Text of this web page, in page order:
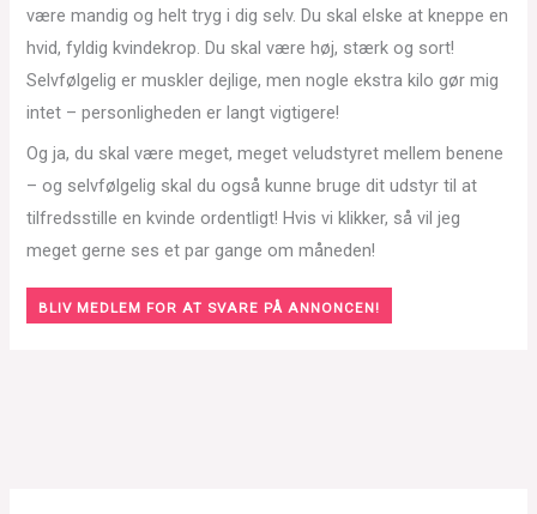
være mandig og helt tryg i dig selv. Du skal elske at kneppe en
hvid, fyldig kvindekrop. Du skal være høj, stærk og sort!
Selvfølgelig er muskler dejlige, men nogle ekstra kilo gør mig
intet – personligheden er langt vigtigere!
Og ja, du skal være meget, meget veludstyret mellem benene
– og selvfølgelig skal du også kunne bruge dit udstyr til at
tilfredsstille en kvinde ordentligt! Hvis vi klikker, så vil jeg
meget gerne ses et par gange om måneden!
BLIV MEDLEM FOR AT SVARE PÅ ANNONCEN!